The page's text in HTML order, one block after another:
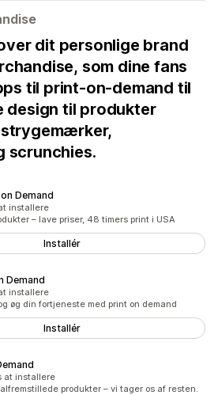
dit personlige brand
som dine fans
til print-on-demand til
design til produkter
scrunchies.
Demand
installere
– lave priser, 48 timers print i USA
Installér
Demand
installere
øg din fortjeneste med print on demand
Installér
alt
at installere
produkter – vi tager os af resten.